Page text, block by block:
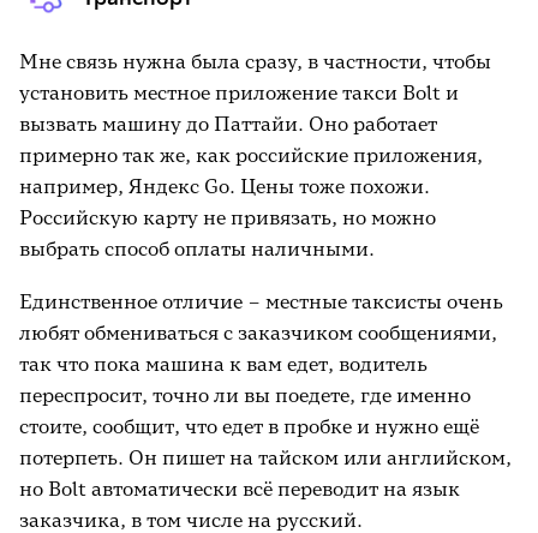
Мне связь нужна была сразу, в частности, чтобы
установить местное приложение такси Bolt и
вызвать машину до Паттайи. Оно работает
примерно так же, как российские приложения,
например, Яндекс Go. Цены тоже похожи.
Российскую карту не привязать, но можно
выбрать способ оплаты наличными.
Единственное отличие – местные таксисты очень
любят обмениваться с заказчиком сообщениями,
так что пока машина к вам едет, водитель
переспросит, точно ли вы поедете, где именно
стоите, сообщит, что едет в пробке и нужно ещё
потерпеть. Он пишет на тайском или английском,
но Bolt автоматически всё переводит на язык
заказчика, в том числе на русский.